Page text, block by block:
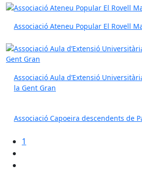
Associació Ateneu Popular El Rovell
Associació Aula d’Extensió
la Gent Gran
Associació Capoeira descendents de
1